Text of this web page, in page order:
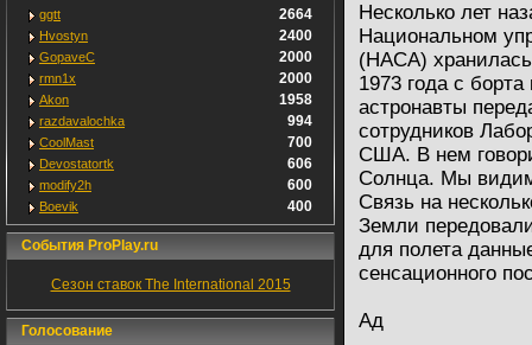
ggtt 2664
Hvostyn 2400
GopaveC 2000
rmn1x 2000
Akon 1958
razdavalochka 994
CoolMast 700
Devostatortk 606
modify2h 600
Boevik 400
События ProPlay.ru
Сезон ставок The International 2015
Голосование
Несколько лет
Национальном
(НАСА)
1973 года с
астронавты
сотрудников
США. В нем
Солнца. Мы
Связь на
Земли
для полета
сенсационного
Ад